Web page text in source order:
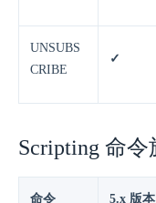
UNSUBS
CRIBE
✓
Scripting 命令
命令 5.x 版本